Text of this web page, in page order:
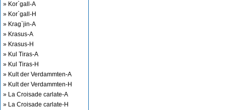
» Kor`gall-A
» Kor`gall-H
» Krag`jin-A
» Krasus-A
» Krasus-H
» Kul Tiras-A
» Kul Tiras-H
» Kult der Verdammten-A
» Kult der Verdammten-H
» La Croisade carlate-A
» La Croisade carlate-H